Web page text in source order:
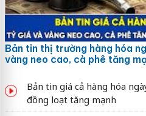
Bản tin thị trường hàng hóa
vàng neo cao, cà phê tăng
Bản tin giá cả hàng hóa
đồng loạt tăng mạnh